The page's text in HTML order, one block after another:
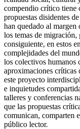
compendio crítico tiene
propuestas disidentes
han quedado al
los temas de
consiguiente, en estos
complejidades del
los colectivos humanos
aproximaciones críticas
este proyecto
e inquietudes
talleres y conferencias
que las propuestas
comunican, comparten
público lector.